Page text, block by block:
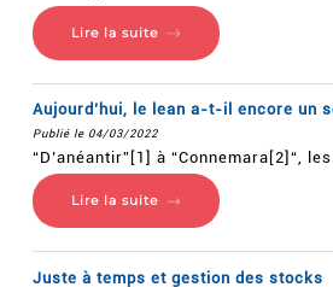
Lire la suite
Aujourd’hui, le lean a-t-il encore un
Publié le 04/03/2022
“D’anéantir”[1] à “Connemara[2]“,
Lire la suite
Juste à temps et gestion des stocks